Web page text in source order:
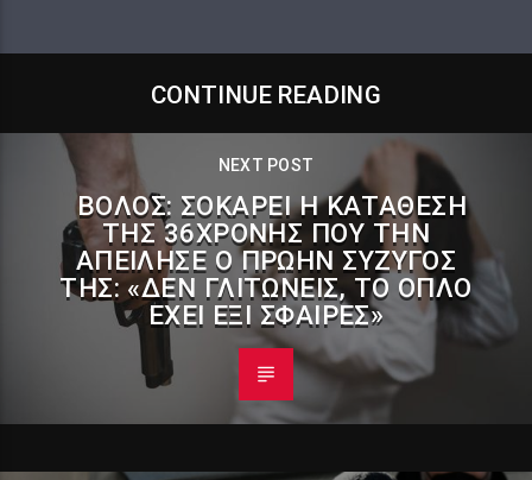
CONTINUE READING
NEXT POST
ΒΌΛΟΣ: ΣΟΚΆΡΕΙ Η ΚΑΤΆΘΕΣΗ
ΤΗΣ 36ΧΡΟΝΗΣ ΠΟΥ ΤΗΝ
ΑΠΕΊΛΗΣΕ Ο ΠΡΏΗΝ ΣΎΖΥΓΌΣ
ΤΗΣ: «ΔΕΝ ΓΛΙΤΏΝΕΙΣ, ΤΟ ΌΠΛΟ
ΈΧΕΙ ΈΞΙ ΣΦΑΊΡΕΣ»